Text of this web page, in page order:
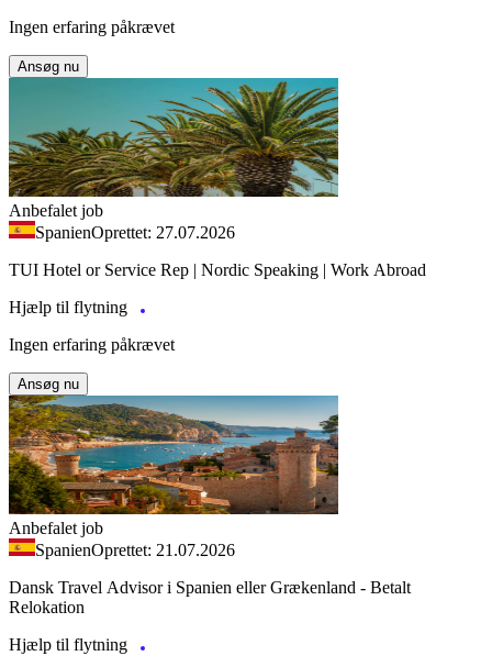
Ingen erfaring påkrævet
Ansøg nu
Anbefalet job
SpanienOprettet: 27.07.2026
TUI Hotel or Service Rep | Nordic Speaking | Work Abroad
Hjælp til flytning
Ingen erfaring påkrævet
Ansøg nu
Anbefalet job
SpanienOprettet: 21.07.2026
Dansk Travel Advisor i Spanien eller Grækenland - Betalt
Relokation
Hjælp til flytning